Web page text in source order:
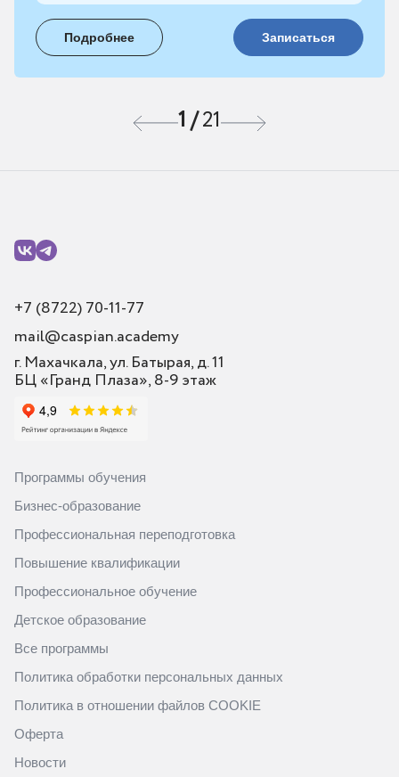
1 /21
Подробнее Записаться
+7 (8722) 70-11-77
mail@caspian.academy
г. Махачкала, ул. Батырая, д. 11
БЦ «Гранд Плаза», 8-9 этаж
Программы обучения
Бизнес-образование
Профессиональная переподготовка
Повышение квалификации
Профессиональное обучение
Детское образование
Все программы
Политика обработки персональных данных
Политика в отношении файлов COOKIE
Оферта
Новости